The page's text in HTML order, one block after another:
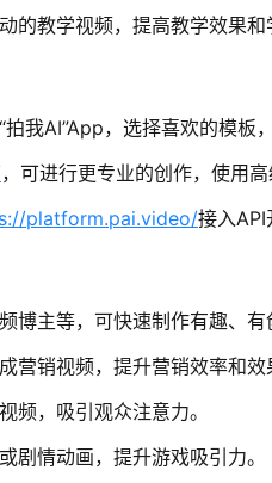
的教学视频，提高教学效果和
我AI”App，选择喜欢的模板
，可进行更专业的创作，使用
platform.pai.video/接入API
博主等，可快速制作有趣、有
营销视频，提升营销效率和效
频，吸引观众注意力。
剧情动画，提升游戏吸引力。